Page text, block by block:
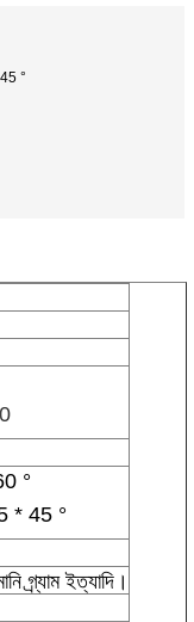
°
°
* 45 °
গ্র্যাম ইত্যাদি।